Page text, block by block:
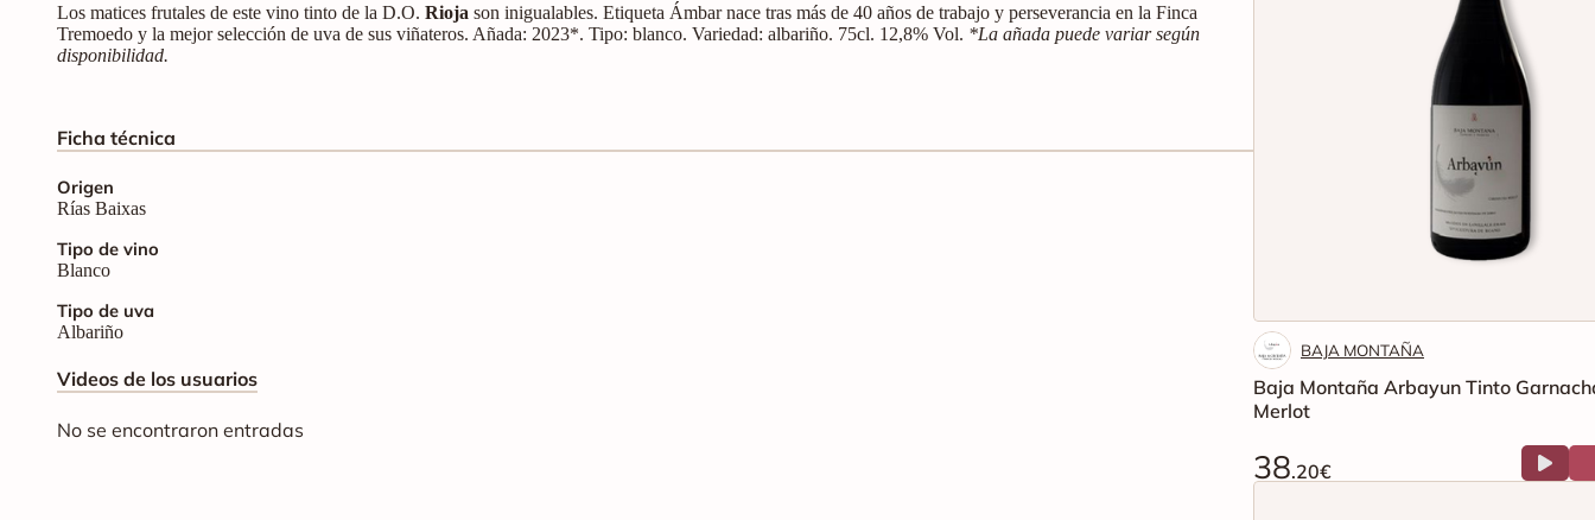
Los matices frutales de este vino tinto de la D.O. Rioja son inigualables. Etiqueta Ámbar nace tras más de 40 años de trabajo y perseverancia en la Finca
Tremoedo y la mejor selección de uva de sus viñateros. Añada: 2023*. Tipo: blanco. Variedad: albariño. 75cl. 12,8% Vol. *La añada puede variar según
disponibilidad.
Ficha técnica
Origen
Rías Baixas
Tipo de vino
Blanco
Tipo de uva
Albariño
Videos de los usuarios
No se encontraron entradas
BAJA MONTAÑA
Baja Montaña Arbayun Tinto
Merlot
38.20€